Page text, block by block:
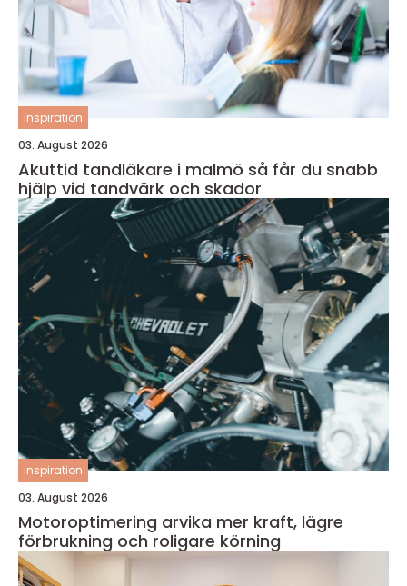
inspiration
03. August 2026
Akuttid tandläkare i malmö så får du snabb
hjälp vid tandvärk och skador
inspiration
03. August 2026
Motoroptimering arvika mer kraft, lägre
förbrukning och roligare körning